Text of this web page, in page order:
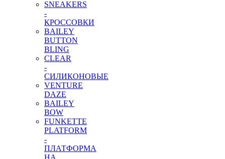
SNEAKERS
-
КРОССОВКИ
BAILEY
BUTTON
BLING
CLEAR
-
СИЛИКОНОВЫЕ
VENTURE
DAZE
BAILEY
BOW
FUNKETTE
PLATFORM
-
ПЛАТФОРМА
НА